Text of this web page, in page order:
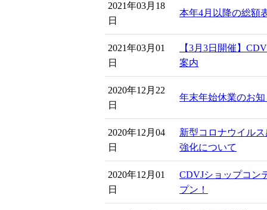
2021年03月18
日
本年4月以降の総額
2021年03月01
日
【3月3日開催】
案内
2020年12月22
日
年末年始休業のお
2020年12月04
日
新型コロナウイル
強化について
2020年12月01
日
CDVJショップコン
プン！